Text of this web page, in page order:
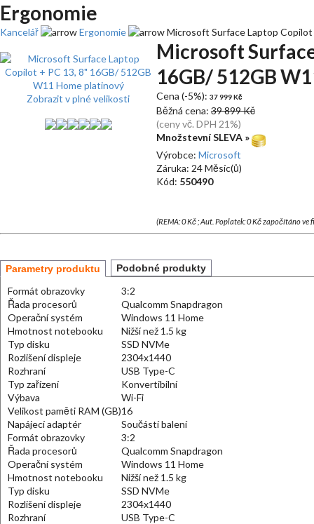
Ergonomie
Kancelář Ergonomie Microsoft Surface Laptop
Zobrazit v plné velikosti
Microsoft
16GB/ 512GB
Cena (-5%): 37 999 Kč
Běžná cena: 39 899 Kč
(ceny vč. DPH 21%)
Množstevní SLEVA »
Výrobce: Microsoft
Záruka: 24 Měsíc(ů)
Kód: 550490
(REMA: 0 Kč ; Aut. Poplatek: 0 Kč započítáno
Parametry produktu Podobné produkty
Formát obrazovky
3:2
Řada procesorů
Qualcomm Snapdragon
Operační systém
Windows 11 Home
Hmotnost notebooku
Nižší než 1.5 kg
Typ disku
SSD NVMe
Rozlišení displeje
2304x1440
Rozhraní
USB Type-C
Typ zařízení
Konvertibilní
Výbava
Wi-Fi
Velikost paměti RAM (GB)16
Napájecí adaptér
Součástí balení
Formát obrazovky
3:2
Řada procesorů
Qualcomm Snapdragon
Operační systém
Windows 11 Home
Hmotnost notebooku
Nižší než 1.5 kg
Typ disku
SSD NVMe
Rozlišení displeje
2304x1440
Rozhraní
USB Type-C